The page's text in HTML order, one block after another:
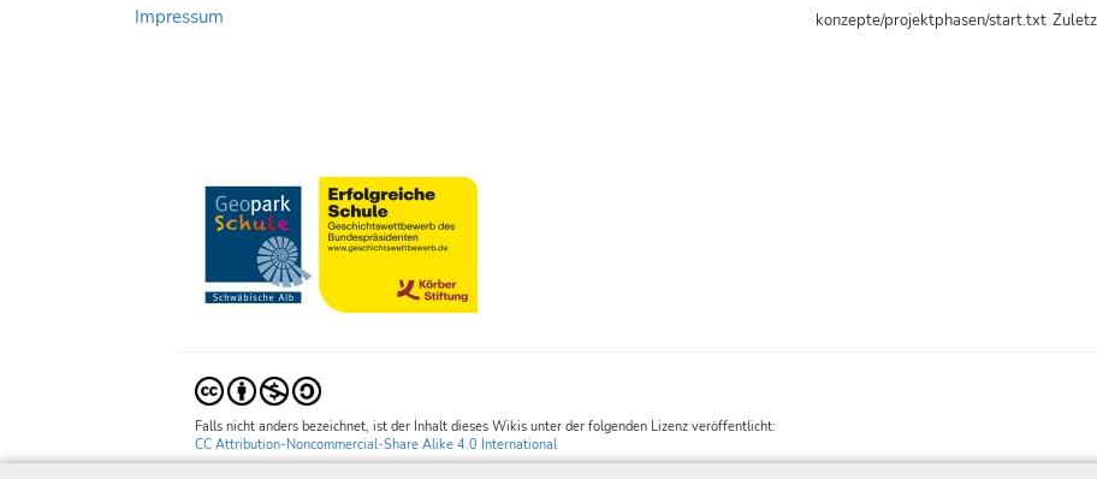
Impressum
konzepte/projektphasen/start.txt
Falls nicht anders bezeichnet, ist der Inhalt dieses Wikis unter der folgenden Lizenz veröffentlicht:
CC Attribution-Noncommercial-Share Alike 4.0 International